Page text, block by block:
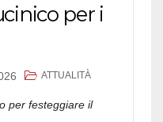
per i
ATTUALITÀ
per festeggiare il